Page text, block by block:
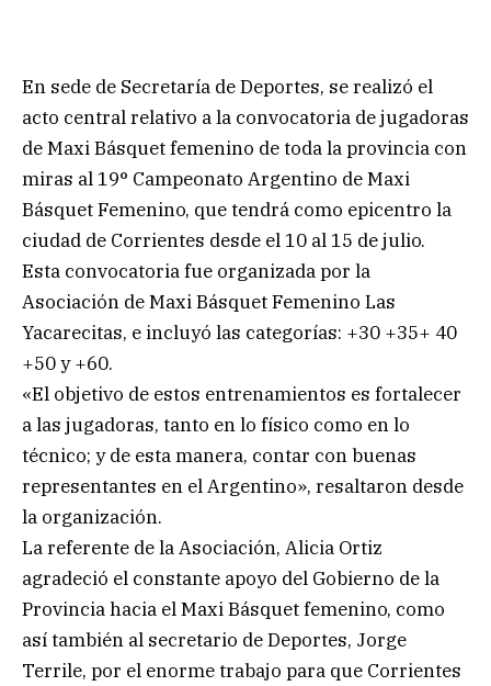
En sede de Secretaría de Deportes, se realizó el
acto central relativo a la convocatoria de jugadoras
de Maxi Básquet femenino de toda la provincia con
miras al 19° Campeonato Argentino de Maxi
Básquet Femenino, que tendrá como epicentro la
ciudad de Corrientes desde el 10 al 15 de julio.
Esta convocatoria fue organizada por la
Asociación de Maxi Básquet Femenino Las
Yacarecitas, e incluyó las categorías: +30 +35+ 40
+50 y +60.
«El objetivo de estos entrenamientos es fortalecer
a las jugadoras, tanto en lo físico como en lo
técnico; y de esta manera, contar con buenas
representantes en el Argentino», resaltaron desde
la organización.
La referente de la Asociación, Alicia Ortiz
agradeció el constante apoyo del Gobierno de la
Provincia hacia el Maxi Básquet femenino, como
así también al secretario de Deportes, Jorge
Terrile, por el enorme trabajo para que Corrientes